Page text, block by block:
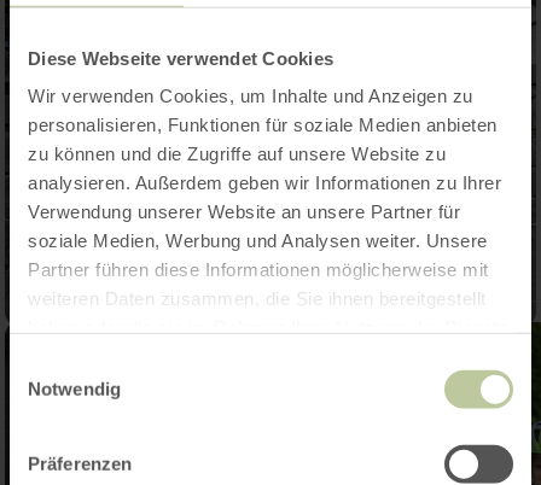
Diese Webseite verwendet Cookies
Wir verwenden Cookies, um Inhalte und Anzeigen zu
personalisieren, Funktionen für soziale Medien anbieten
zu können und die Zugriffe auf unsere Website zu
analysieren. Außerdem geben wir Informationen zu Ihrer
Verwendung unserer Website an unsere Partner für
soziale Medien, Werbung und Analysen weiter. Unsere
Partner führen diese Informationen möglicherweise mit
weiteren Daten zusammen, die Sie ihnen bereitgestellt
Notwendig
Präferenzen